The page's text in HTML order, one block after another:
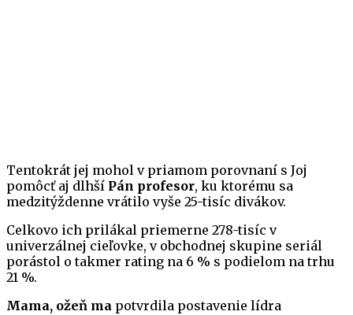
Tentokrát jej mohol v priamom porovnaní s Joj
pomôcť aj dlhší Pán profesor, ku ktorému sa
medzitýždenne vrátilo vyše 25-tisíc divákov.
Celkovo ich prilákal priemerne 278-tisíc v
univerzálnej cieľovke, v obchodnej skupine seriál
porástol o takmer rating na 6 % s podielom na trhu
21 %.
Mama, ožeň ma potvrdila postavenie lídra